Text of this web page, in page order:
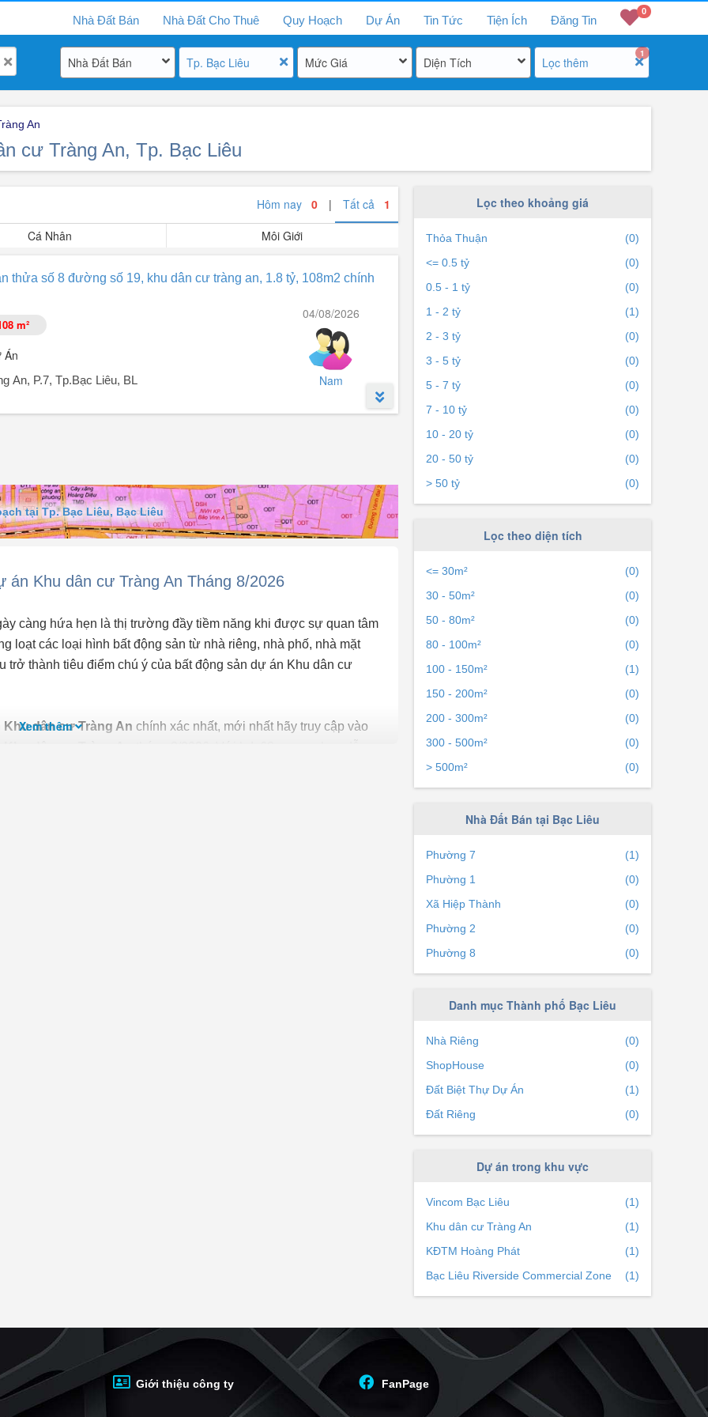
Nhà Đất Bán Nhà Đất Cho Thuê Quy Hoạch Dự Án Tin Tức Tiện Ích Đăng Tin
0
Nhà Đất Bán Tp. Bạc Liêu Mức Giá Diện Tích
1
Lọc thêm
An
cư Tràng An, Tp. Bạc Liêu
Hôm nay 0 | Tất cả 1
Cá Nhân Môi Giới
thửa số 8 đường số 19, khu dân cư tràng an, 1.8 tỷ, 108m2 chính
04/08/2026
Nam
m²
Án
An, P.7, Tp.Bạc Liêu, BL
cho việc đầu tư hoặc xây dựng nhà ở. Diện tích 108m², với giá bán chỉ
tại Tp. Bạc Liêu, Bạc Liêu
án Khu dân cư Tràng An Tháng 8/2026
càng hứa hẹn là thị trường đầy tiềm năng khi được sự quan tâm
loạt các loại hình bất động sản từ nhà riêng, nhà phố, nhà mặt
trở thành tiêu điểm chú ý của bất động sản dự án Khu dân cư
dân cư Tràng An chính xác nhất, mới nhất hãy truy cập vào
2 tỷ
3 tỷ
5 tỷ
tích trên 50m²
Xem thêm
Lọc theo khoảng giá
Thỏa Thuận
(0)
<= 0.5 tỷ
(0)
0.5 - 1 tỷ
(0)
1 - 2 tỷ
(1)
2 - 3 tỷ
(0)
3 - 5 tỷ
(0)
5 - 7 tỷ
(0)
7 - 10 tỷ
(0)
10 - 20 tỷ
(0)
20 - 50 tỷ
(0)
> 50 tỷ
(0)
Lọc theo diện tích
<= 30m²
(0)
30 - 50m²
(0)
50 - 80m²
(0)
80 - 100m²
(0)
100 - 150m²
(1)
150 - 200m²
(0)
200 - 300m²
(0)
300 - 500m²
(0)
> 500m²
(0)
Nhà Đất Bán tại Bạc Liêu
Phường 7
(1)
Phường 1
(0)
Xã Hiệp Thành
(0)
Phường 2
(0)
Phường 8
(0)
Danh mục Thành phố Bạc Liêu
Nhà Riêng
(0)
ShopHouse
(0)
Đất Biệt Thự Dự Án
(1)
Đất Riêng
(0)
Dự án trong khu vực
Vincom Bạc Liêu
(1)
Khu dân cư Tràng An
(1)
KĐTM Hoàng Phát
(1)
Bạc Liêu Riverside Commercial Zone
(1)
Giới thiệu công ty FanPage